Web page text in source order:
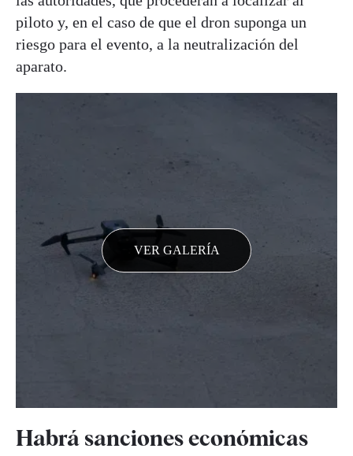
piloto y, en el caso de que el dron suponga un
riesgo para el evento, a la neutralización del
aparato.
VER GALERÍA
Habrá sanciones económicas